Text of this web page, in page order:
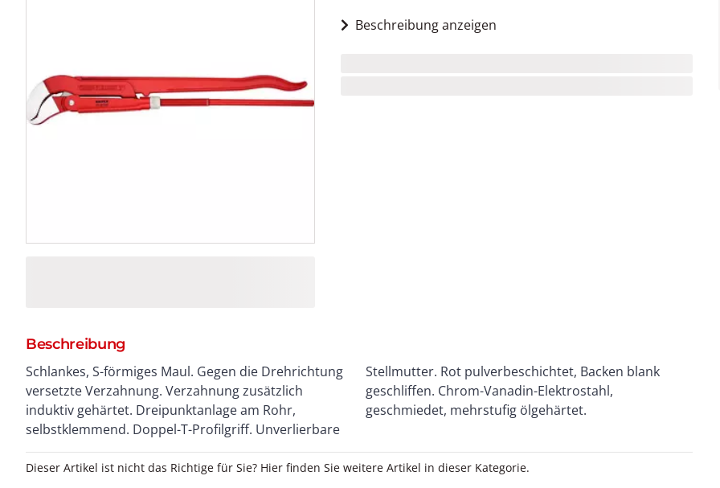
Beschreibung anzeigen
Beschreibung
Schlankes, S-förmiges Maul. Gegen die Drehrichtung
versetzte Verzahnung. Verzahnung zusätzlich
induktiv gehärtet. Dreipunktanlage am Rohr,
selbstklemmend. Doppel-T-Profilgriff. Unverlierbare
Stellmutter. Rot pulverbeschichtet, Backen blank
geschliffen. Chrom-Vanadin-Elektrostahl,
geschmiedet, mehrstufig ölgehärtet.
Dieser Artikel ist nicht das Richtige für Sie? Hier finden Sie weitere Artikel in dieser Kategorie.